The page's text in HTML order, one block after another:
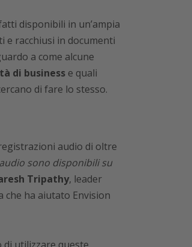
disponibili in un’ampia
racchiusi in documenti
a come alcune
di businesse quali
di fare lo stesso.
audio di oltre
sono disponibili su
Tripathy, leader
che ha aiutato Envision